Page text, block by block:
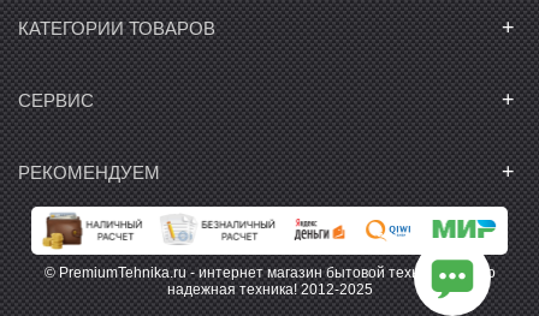
КАТЕГОРИИ ТОВАРОВ +
СЕРВИС +
РЕКОМЕНДУЕМ +
© PremiumTehnika.ru - интернет магазин бытовой техники. Только
надежная техника! 2012-2025